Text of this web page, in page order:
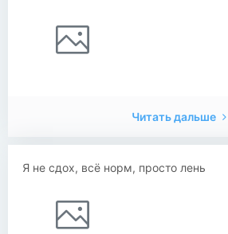
Читать дальше
Я не сдох, всё норм, просто лень